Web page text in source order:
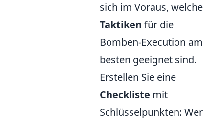
sich im Voraus, welche
Taktiken für die
Bomben-Execution am
besten geeignet sind.
Erstellen Sie eine
Checkliste mit
Schlüsselpunkten: Wer